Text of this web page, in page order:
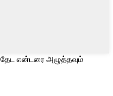
தேட என்டரை அழுத்தவும்